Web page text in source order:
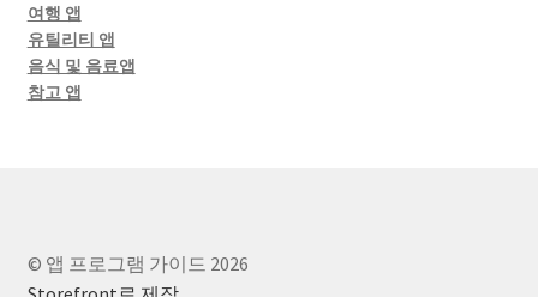
여행 앱
유틸리티 앱
음식 및 음료앱
참고 앱
© 앱 프로그램 가이드 2026